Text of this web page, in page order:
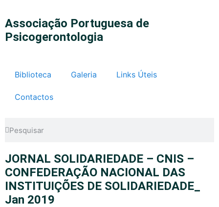
Associação Portuguesa de
Psicogerontologia
Biblioteca Galeria Links Úteis
Contactos
JORNAL SOLIDARIEDADE – CNIS –
CONFEDERAÇÃO NACIONAL DAS
INSTITUIÇÕES DE SOLIDARIEDADE_
Jan 2019